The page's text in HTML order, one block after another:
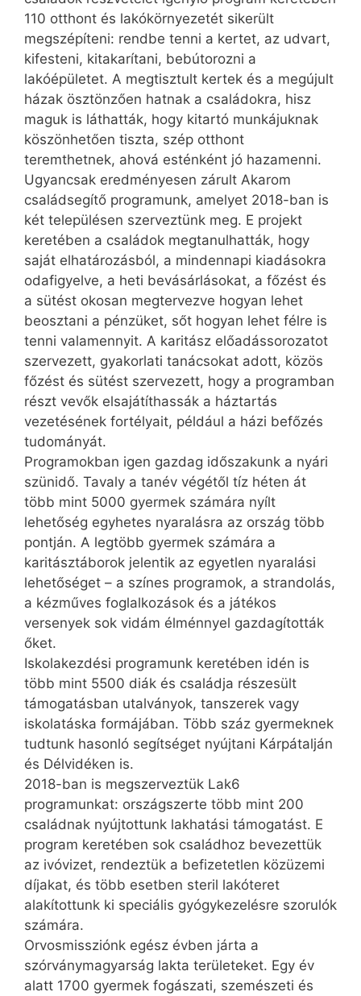
110 otthont és lakókörnyezetét sikerült
megszépíteni: rendbe tenni a kertet, az udvart,
kifesteni, kitakarítani, bebútorozni a
lakóépületet. A megtisztult kertek és a megújult
házak ösztönzően hatnak a családokra, hisz
maguk is láthatták, hogy kitartó munkájuknak
köszönhetően tiszta, szép otthont
teremthetnek, ahová esténként jó hazamenni.
Ugyancsak eredményesen zárult Akarom
családsegítő programunk, amelyet 2018-ban is
két településen szerveztünk meg. E projekt
keretében a családok megtanulhatták, hogy
saját elhatározásból, a mindennapi kiadásokra
odafigyelve, a heti bevásárlásokat, a főzést és
a sütést okosan megtervezve hogyan lehet
beosztani a pénzüket, sőt hogyan lehet félre is
tenni valamennyit. A karitász előadássorozatot
szervezett, gyakorlati tanácsokat adott, közös
főzést és sütést szervezett, hogy a programban
részt vevők elsajátíthassák a háztartás
vezetésének fortélyait, például a házi befőzés
tudományát.
Programokban igen gazdag időszakunk a nyári
szünidő. Tavaly a tanév végétől tíz héten át
több mint 5000 gyermek számára nyílt
lehetőség egyhetes nyaralásra az ország több
pontján. A legtöbb gyermek számára a
karitásztáborok jelentik az egyetlen nyaralási
lehetőséget – a színes programok, a strandolás,
a kézműves foglalkozások és a játékos
versenyek sok vidám élménnyel gazdagították
őket.
Iskolakezdési programunk keretében idén is
több mint 5500 diák és családja részesült
támogatásban utalványok, tanszerek vagy
iskolatáska formájában. Több száz gyermeknek
tudtunk hasonló segítséget nyújtani Kárpátalján
és Délvidéken is.
2018-ban is megszerveztük Lak6
programunkat: országszerte több mint 200
családnak nyújtottunk lakhatási támogatást. E
program keretében sok családhoz bevezettük
az ivóvizet, rendeztük a befizetetlen közüzemi
díjakat, és több esetben steril lakóteret
alakítottunk ki speciális gyógy­kezelésre szorulók
számára.
Orvosmissziónk egész évben járta a
szórványmagyarság lakta területeket. Egy év
alatt 1700 gyermek fogászati, szemészeti és